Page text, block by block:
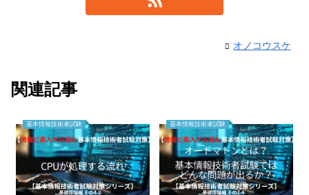
オノコウスケ
関連記事
基本情報技術者試験 基本情報技術者試験